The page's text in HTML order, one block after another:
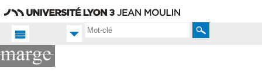
Rechercher